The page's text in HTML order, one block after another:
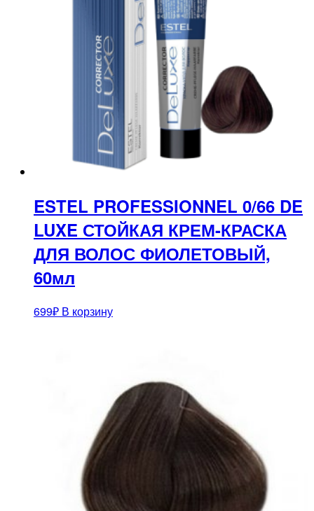
ESTEL PROFESSIONNEL 0/66 DE
LUXE СТОЙКАЯ КРЕМ-КРАСКА
ДЛЯ ВОЛОС ФИОЛЕТОВЫЙ,
60мл
699₽ В корзину